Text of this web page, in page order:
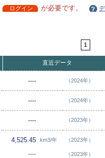
ログイン が必要です。
1
直近データ
---- （2024年）
---- （2024年）
---- （2023年）
4,525.45 km3/年 （2023年）
---- （2023年）